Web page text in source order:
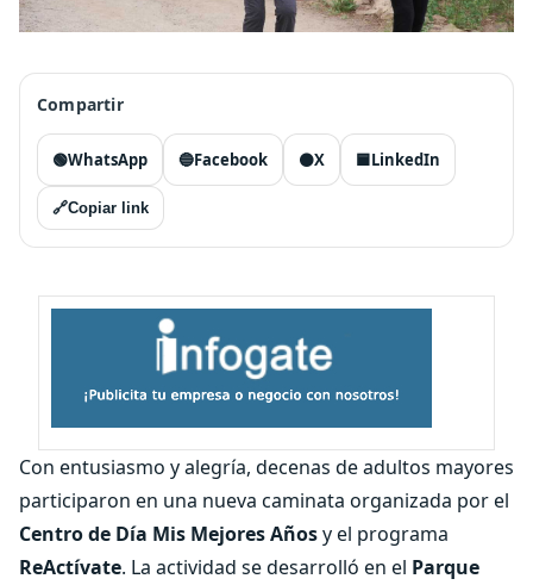
Compartir
🟢WhatsApp 🔵Facebook ⚫X 🟦LinkedIn
🔗Copiar link
Con entusiasmo y alegría, decenas de adultos mayores
participaron en una nueva caminata organizada por el
Centro de Día Mis Mejores Añosy el programa
ReActívate. La actividad se desarrolló en el Parque